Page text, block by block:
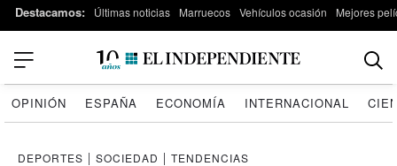
Destacamos: Últimas noticias Marruecos Vehículos ocasión Mejores
OPINIÓN ESPAÑA ECONOMÍA INTERNACIONAL
DEPORTES | SOCIEDAD | TENDENCIAS